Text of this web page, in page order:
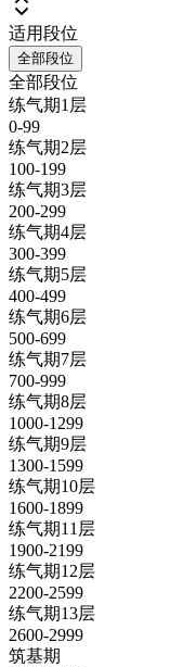
适用段位
全部段位
全部段位
练气期1层
0-99
练气期2层
100-199
练气期3层
200-299
练气期4层
300-399
练气期5层
400-499
练气期6层
500-699
练气期7层
700-999
练气期8层
1000-1299
练气期9层
1300-1599
练气期10层
1600-1899
练气期11层
1900-2199
练气期12层
2200-2599
练气期13层
2600-2999
筑基期